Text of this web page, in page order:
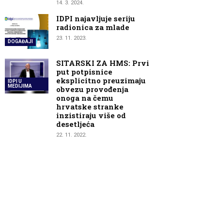
14. 3. 2024.
DOGAĐAJI
IDPI najavljuje seriju
radionica za mlade
23. 11. 2023.
IDPI U
MEDIJIMA
SITARSKI ZA HMS: Prvi
put potpisnice
eksplicitno preuzimaju
obvezu provođenja
onoga na čemu
hrvatske stranke
inzistiraju više od
desetljeća
22. 11. 2022.